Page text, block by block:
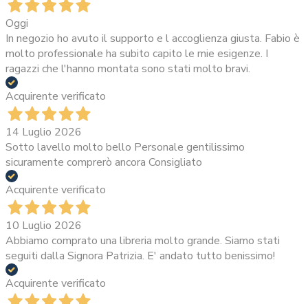
Oggi
In negozio ho avuto il supporto e l accoglienza giusta. Fabio è
molto professionale ha subito capito le mie esigenze. I
ragazzi che l'hanno montata sono stati molto bravi.
Acquirente verificato
14 Luglio 2026
Sotto lavello molto bello Personale gentilissimo
sicuramente comprerò ancora Consigliato
Acquirente verificato
10 Luglio 2026
Abbiamo comprato una libreria molto grande. Siamo stati
seguiti dalla Signora Patrizia. E' andato tutto benissimo!
Acquirente verificato